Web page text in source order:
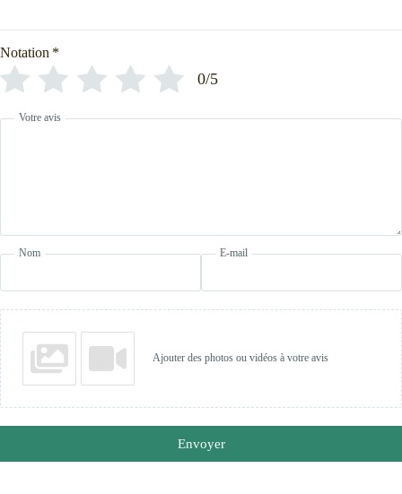
Notation *
0/5
Votre avis
Nom E-mail
Ajouter des photos ou vidéos à votre avis
Envoyer